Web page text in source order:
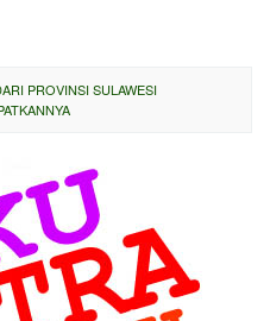
PROVINSI SULAWESI